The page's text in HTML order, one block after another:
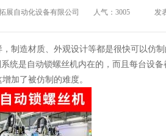
展自动化设备有限公司 人气： 3005 发
制造材质、外观设计等都是很快可以仿
统是自动锁螺丝机内在的，而且每台设
加了被仿制的难度。